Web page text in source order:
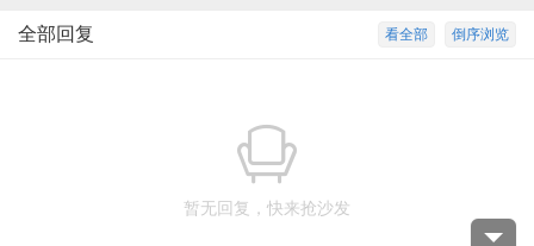
倒序浏览
看全部
全部回复
暂无回复，快来抢沙发